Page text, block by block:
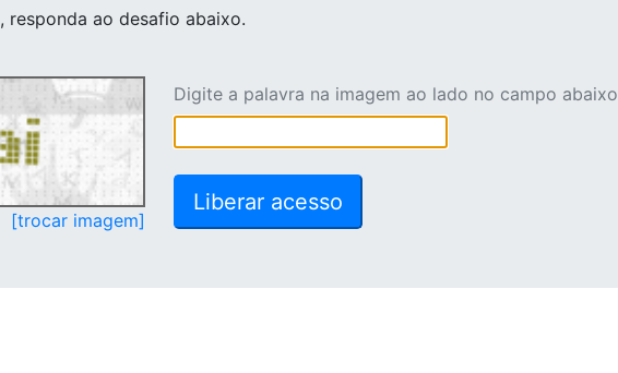
, responda ao desafio abaixo.
[trocar imagem]
Digite a palavra na imagem ao lado no campo abaixo